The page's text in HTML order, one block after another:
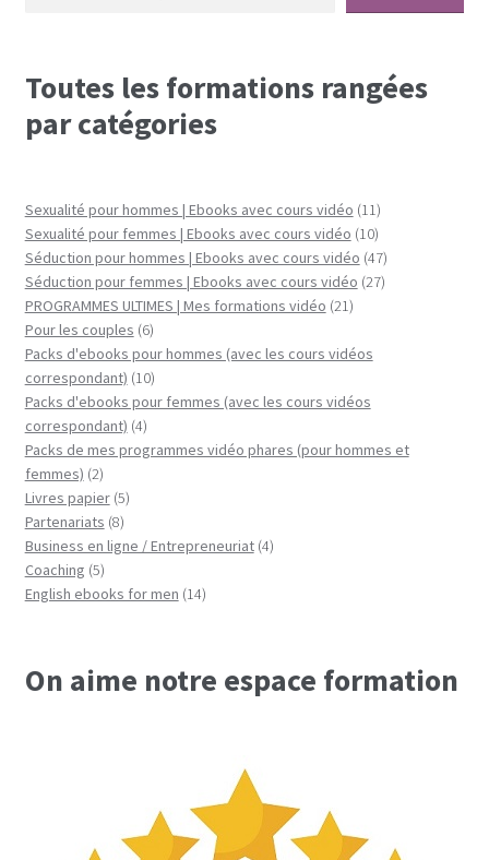
Toutes les formations rangées
par catégories
Sexualité pour hommes | Ebooks avec cours vidéo 1111
produits
Sexualité pour femmes | Ebooks avec cours vidéo 1010
produits
Séduction pour hommes | Ebooks avec cours vidéo 4747
produits
Séduction pour femmes | Ebooks avec cours vidéo 2727
PROGRAMMES ULTIMES | Mes formations vidéo 2121
Pour les couples 66
produits
Packs d'ebooks pour hommes (avec les cours vidéos
correspondant) 1010
produits
Packs d'ebooks pour femmes (avec les cours vidéos
correspondant) 44
produits
Packs de mes programmes vidéo phares (pour hommes et
femmes) 22
produits
Livres papier 55
Partenariats 88
produits
Business en ligne / Entrepreneuriat 44
Coaching 55
produits
English ebooks for men 1414
On aime notre espace formation